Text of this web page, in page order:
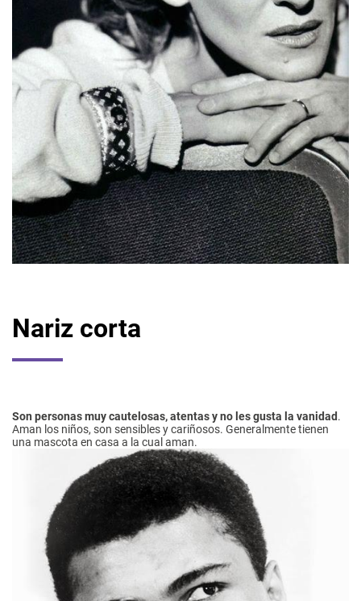
Nariz corta
Son personas muy cautelosas, atentas y no les gusta la vanidad.
Aman los niños, son sensibles y cariñosos. Generalmente tienen
una mascota en casa a la cual aman.